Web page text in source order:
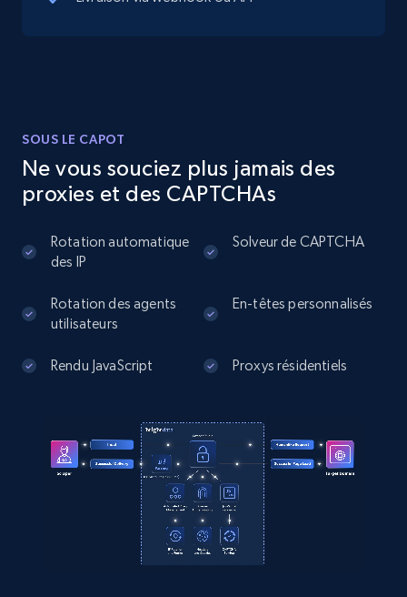
comments, Date posted, Likes, Photos, and
more.
13.2K+ 1.6K+ Essai gratuit
Instagram - Posts - Collects posts from a
13.2K+ 1.6K+ Essai gratuit
Zillow properties listing information
SOUS LE CAPOT
Ne vous souciez plus jamais des
proxies et des CAPTCHAs
Rotation automatique
des IP
Solveur de CAPTCHA
Rotation des agents
utilisateurs
En-têtes personnalisés
Rendu JavaScript Proxys résidentiels